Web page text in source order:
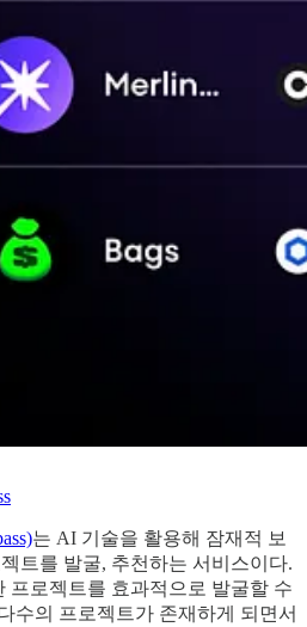
는 AI 기술을 활용해 잠재적 보
트를 발굴, 추천하는 서비스이다.
프로젝트를 효과적으로 발굴할 수
수의 프로젝트가 존재하게 되면서